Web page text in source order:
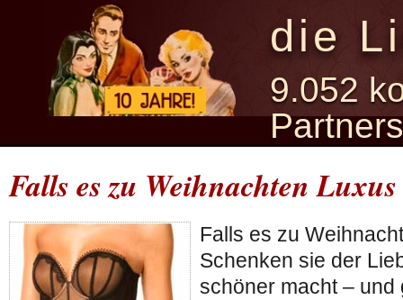
die
9.052
Falls es zu Weihnachten
Falls es zu
Schenken sie der
schöner macht – und